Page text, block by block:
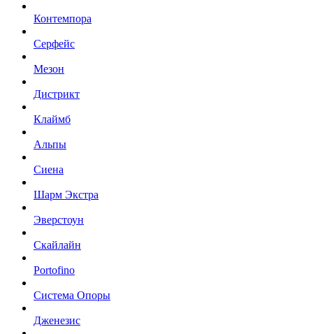
Контемпора
Серфейс
Мезон
Дистрикт
Клаймб
Альпы
Сиена
Шарм Экстра
Эверстоун
Скайлайн
Portofino
Система Опоры
Дженезис